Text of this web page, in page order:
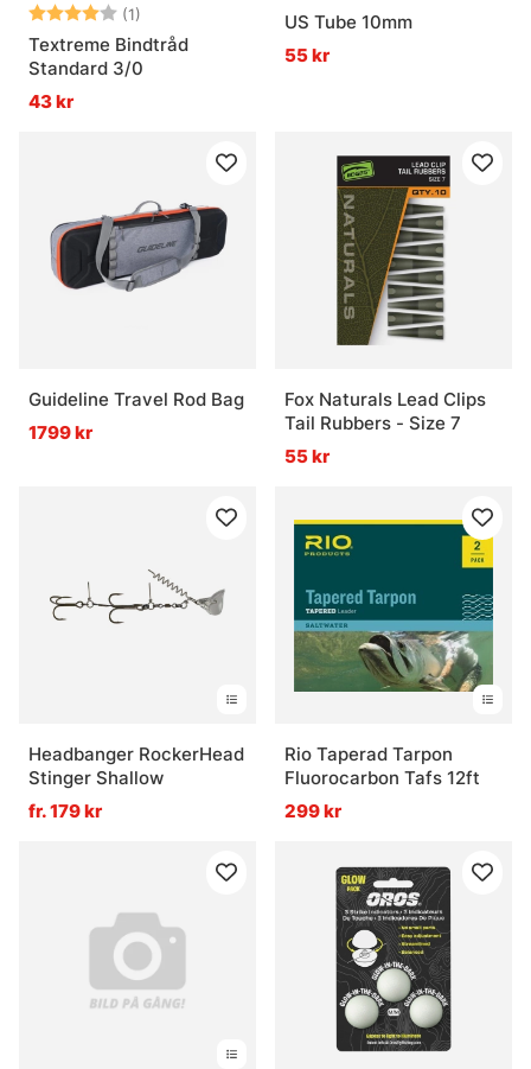
Betyg: (1)
4.0 utav 5 stjärnor
Textreme Bindtråd
Standard 3/0
43 kr
US Tube 10mm
55 kr
Guideline Travel Rod Bag
1799 kr
Fox Naturals Lead Clips
Tail Rubbers - Size 7
55 kr
Headbanger RockerHead
Stinger Shallow
fr. 179 kr
Rio Taperad Tarpon
Fluorocarbon Tafs 12ft
299 kr